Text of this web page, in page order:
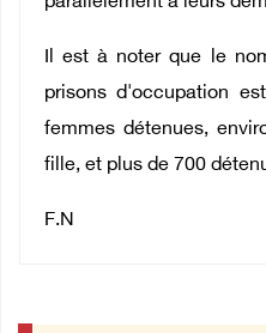
Il est à noter que le
prisons d'occupation
femmes détenues,
fille, et plus de 700
F.N